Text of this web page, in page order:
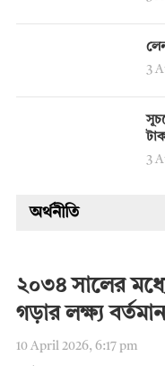
3
3
অর্থনীতি
২০৩৪ সালের
গড়ার লক্ষ্য
10 April 2026, 6:17 pm